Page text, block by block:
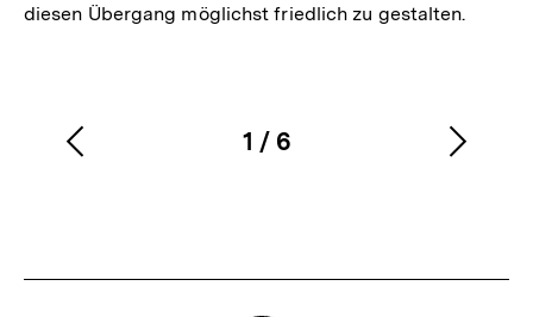
diesen Übergang möglichst friedlich zu gestalten.
Karussellinhalt
1
von
/ 6
Vorherigen